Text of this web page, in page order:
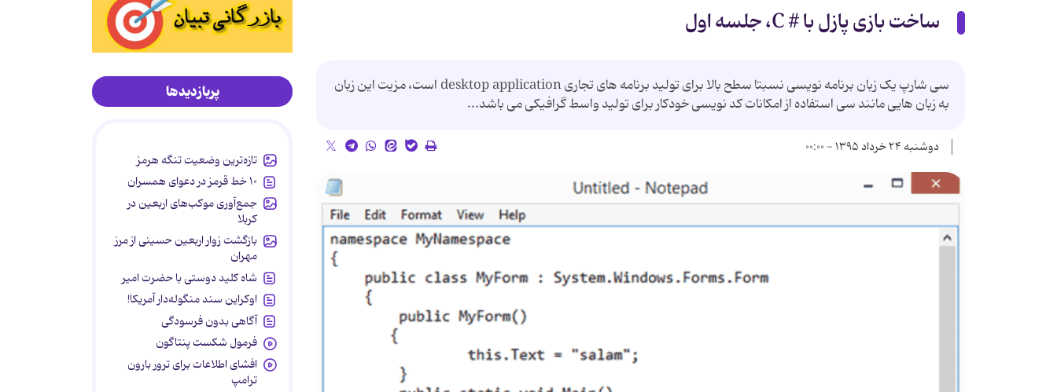
ساخت بازی پازل با # C، جلسه اول
سی شارپ یک زبان برنامه نویسی نسبتا سطح بالا برای تولید برنامه های تجاری desktop application است، مزیت این زبان
به زبان هایی مانند سی استفاده از امکانات کد نویسی خودکار برای تولید واسط گرافیکی می باشد...
دوشنبه ۲۴ خرداد ۱۳۹۵ - ۰۰:۰۰
پربازدیدها
تازه‌ترین وضعیت تنگه هرمز
۱۰ خط قرمز در دعوای همسران
جمع‌آوری موکب‌های اربعین در
کربلا
بازگشت زوار اربعین حسینی از مرز
مهران
شاه کلید دوستی با حضرت امیر
اوکراین سند منگوله‌دار آمریکا!
آگاهی بدون فرسودگی
فرمول شکست پنتاگون
افشای اطلاعات برای ترور بارون
ترامپ